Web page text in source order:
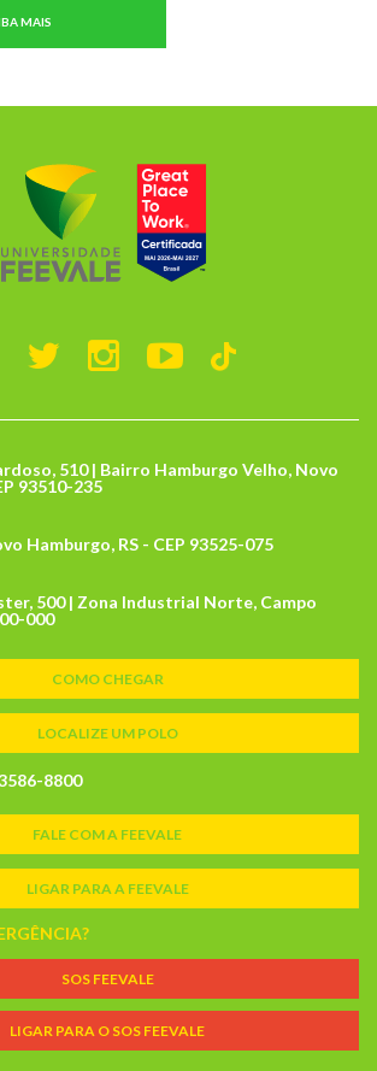
MAIS
510 | Bairro Hamburgo Velho, Novo
93510-235
Hamburgo, RS - CEP 93525-075
500 | Zona Industrial Norte, Campo
000
COMO CHEGAR
LOCALIZE UM POLO
8800
FALE COM A FEEVALE
LIGAR PARA A FEEVALE
SOS FEEVALE
LIGAR PARA O SOS FEEVALE